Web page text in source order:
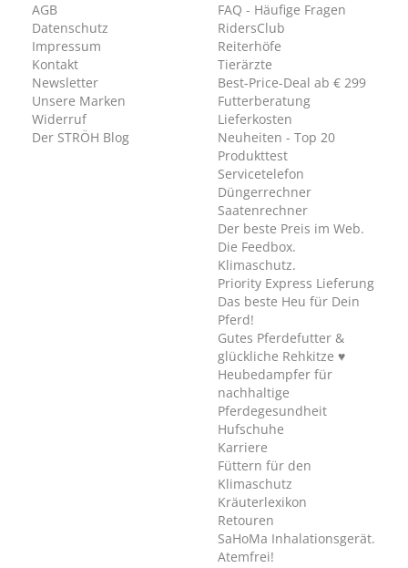
AGB
Datenschutz
Impressum
Kontakt
Newsletter
Unsere Marken
Widerruf
Der STRÖH Blog
FAQ - Häufige Fragen
RidersClub
Reiterhöfe
Tierärzte
Best-Price-Deal ab € 299
Futterberatung
Lieferkosten
Neuheiten - Top 20
Produkttest
Servicetelefon
Düngerrechner
Saatenrechner
Der beste Preis im Web.
Die Feedbox.
Klimaschutz.
Priority Express Lieferung
Das beste Heu für Dein
Pferd!
Gutes Pferdefutter &
glückliche Rehkitze ♥
Heubedampfer für
nachhaltige
Pferdegesundheit
Hufschuhe
Karriere
Füttern für den
Klimaschutz
Kräuterlexikon
Retouren
SaHoMa Inhalationsgerät.
Atemfrei!